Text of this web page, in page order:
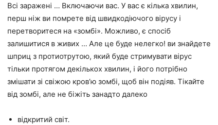
Всі заражені … Включаючи вас. У вас є кілька хвилин,
перш ніж ви помрете від швидкодіючого вірусу і
перетворитеся на «зомбі». Можливо, є спосіб
залишитися в живих … Але це буде нелегко! ви знайдете
шприц з протиотрутою, який буде стримувати вірус
тільки протягом декількох хвилин, і його потрібно
змішати зі свіжою кров’ю зомбі, щоб він подіяв. Тікайте
від зомбі, але не біжіть занадто далеко
відкритий світ.